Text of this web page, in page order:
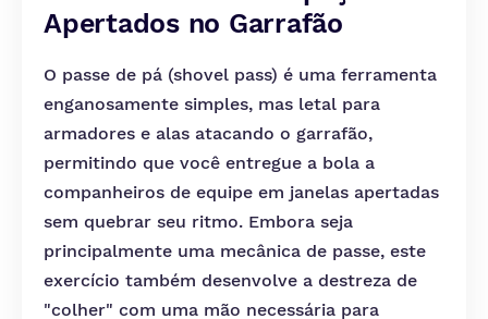
Apertados no Garrafão
O passe de pá (shovel pass) é uma ferramenta
enganosamente simples, mas letal para
armadores e alas atacando o garrafão,
permitindo que você entregue a bola a
companheiros de equipe em janelas apertadas
sem quebrar seu ritmo. Embora seja
principalmente uma mecânica de passe, este
exercício também desenvolve a destreza de
"colher" com uma mão necessária para